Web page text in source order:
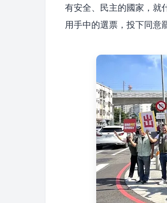
有安全、民主的國家，就
用手中的選票，投下同意